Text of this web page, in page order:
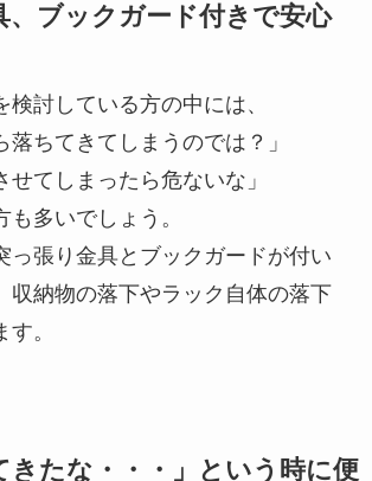
、ブックガード付きで安心
検討している方の中には、
落ちてきてしまうのでは？」
せてしまったら危ないな」
も多いでしょう。
っ張り金具とブックガードが付い
収納物の落下やラック自体の落下
。
きたな・・・」という時に便